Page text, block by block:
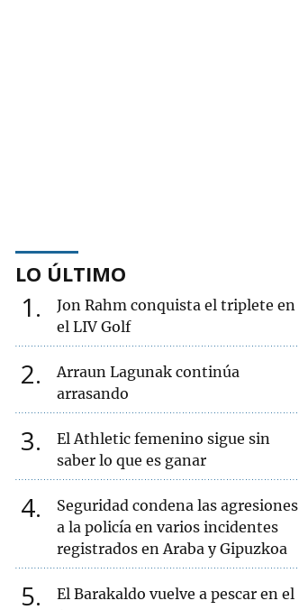
LO ÚLTIMO
1
Jon Rahm conquista el triplete en
el LIV Golf
2
Arraun Lagunak continúa
arrasando
3
El Athletic femenino sigue sin
saber lo que es ganar
4
Seguridad condena las agresiones
a la policía en varios incidentes
registrados en Araba y Gipuzkoa
5
El Barakaldo vuelve a pescar en el